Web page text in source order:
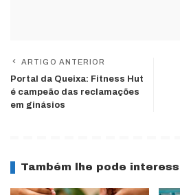
ARTIGO ANTERIOR
Portal da Queixa: Fitness Hut
é campeão das reclamações
em ginásios
Também lhe pode